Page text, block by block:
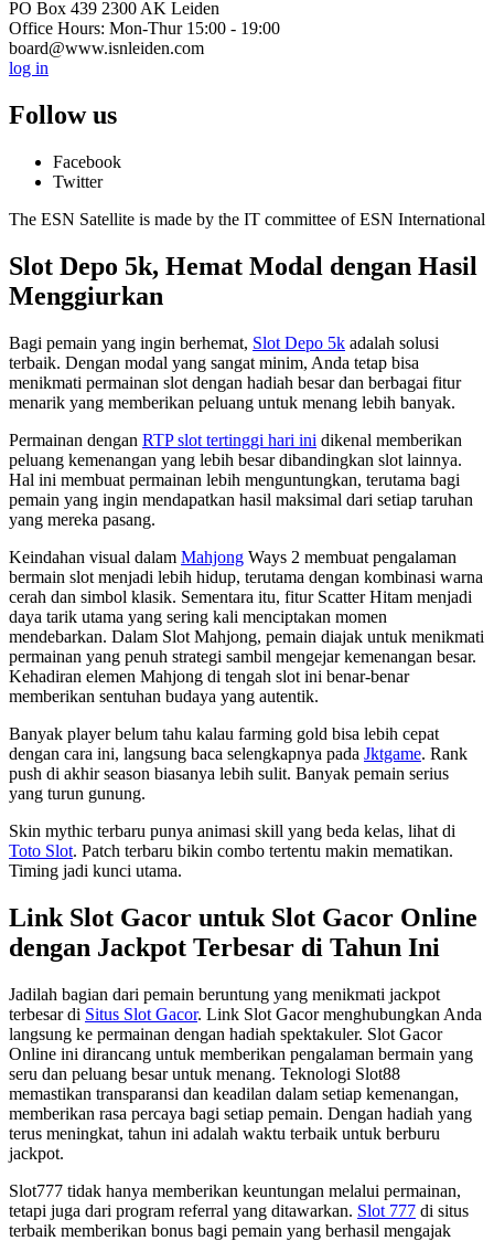
PO Box 439 2300 AK Leiden
Office Hours: Mon-Thur 15:00 - 19:00
board@www.isnleiden.com
log in
Follow us
Facebook
Twitter
The ESN Satellite is made by the IT committee of ESN International
Slot Depo 5k, Hemat Modal dengan Hasil
Menggiurkan
Bagi pemain yang ingin berhemat, Slot Depo 5k adalah solusi
terbaik. Dengan modal yang sangat minim, Anda tetap bisa
menikmati permainan slot dengan hadiah besar dan berbagai fitur
menarik yang memberikan peluang untuk menang lebih banyak.
Permainan dengan RTP slot tertinggi hari ini dikenal memberikan
peluang kemenangan yang lebih besar dibandingkan slot lainnya.
Hal ini membuat permainan lebih menguntungkan, terutama bagi
pemain yang ingin mendapatkan hasil maksimal dari setiap taruhan
yang mereka pasang.
Keindahan visual dalam Mahjong Ways 2 membuat pengalaman
bermain slot menjadi lebih hidup, terutama dengan kombinasi warna
cerah dan simbol klasik. Sementara itu, fitur Scatter Hitam menjadi
daya tarik utama yang sering kali menciptakan momen
mendebarkan. Dalam Slot Mahjong, pemain diajak untuk menikmati
permainan yang penuh strategi sambil mengejar kemenangan besar.
Kehadiran elemen Mahjong di tengah slot ini benar-benar
memberikan sentuhan budaya yang autentik.
Banyak player belum tahu kalau farming gold bisa lebih cepat
dengan cara ini, langsung baca selengkapnya pada Jktgame. Rank
push di akhir season biasanya lebih sulit. Banyak pemain serius
yang turun gunung.
Skin mythic terbaru punya animasi skill yang beda kelas, lihat di
Toto Slot. Patch terbaru bikin combo tertentu makin mematikan.
Timing jadi kunci utama.
Link Slot Gacor untuk Slot Gacor Online
dengan Jackpot Terbesar di Tahun Ini
Jadilah bagian dari pemain beruntung yang menikmati jackpot
terbesar di Situs Slot Gacor. Link Slot Gacor menghubungkan Anda
langsung ke permainan dengan hadiah spektakuler. Slot Gacor
Online ini dirancang untuk memberikan pengalaman bermain yang
seru dan peluang besar untuk menang. Teknologi Slot88
memastikan transparansi dan keadilan dalam setiap kemenangan,
memberikan rasa percaya bagi setiap pemain. Dengan hadiah yang
terus meningkat, tahun ini adalah waktu terbaik untuk berburu
jackpot.
Slot777 tidak hanya memberikan keuntungan melalui permainan,
tetapi juga dari program referral yang ditawarkan. Slot 777 di situs
terbaik memberikan bonus bagi pemain yang berhasil mengajak